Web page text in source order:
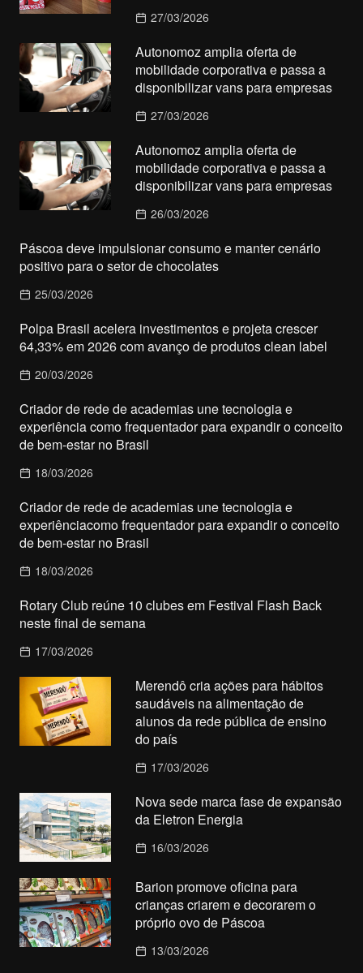
27/03/2026
Autonomoz amplia oferta de
mobilidade corporativa e passa a
disponibilizar vans para empresas
27/03/2026
Autonomoz amplia oferta de
mobilidade corporativa e passa a
disponibilizar vans para empresas
26/03/2026
Páscoa deve impulsionar consumo e manter cenário
positivo para o setor de chocolates
25/03/2026
Polpa Brasil acelera investimentos e projeta crescer
64,33% em 2026 com avanço de produtos clean label
20/03/2026
Criador de rede de academias une tecnologia e
experiência como frequentador para expandir o conceito
de bem-estar no Brasil
18/03/2026
Criador de rede de academias une tecnologia e
experiênciacomo frequentador para expandir o conceito
de bem-estar no Brasil
18/03/2026
Rotary Club reúne 10 clubes em Festival Flash Back
neste final de semana
17/03/2026
Merendô cria ações para hábitos
saudáveis na alimentação de
alunos da rede pública de ensino
do país
17/03/2026
Nova sede marca fase de expansão
da Eletron Energia
16/03/2026
Barion promove oficina para
crianças criarem e decorarem o
próprio ovo de Páscoa
13/03/2026